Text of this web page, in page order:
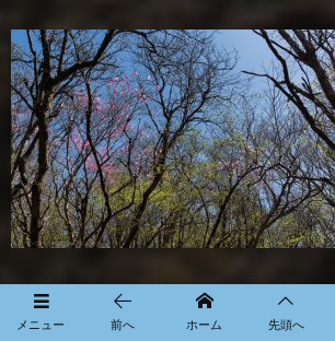
メニュー 前へ ホーム 先頭へ